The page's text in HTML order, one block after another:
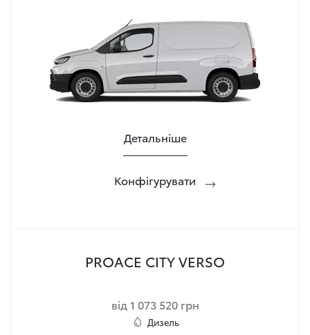
Детальніше
Конфігурувати
PROACE CITY VERSO
від 1 073 520 грн
Дизель